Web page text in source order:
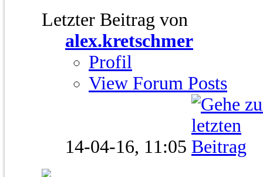
Letzter Beitrag von
alex.kretschmer
Profil
View Forum Posts
14-04-16, 11:05